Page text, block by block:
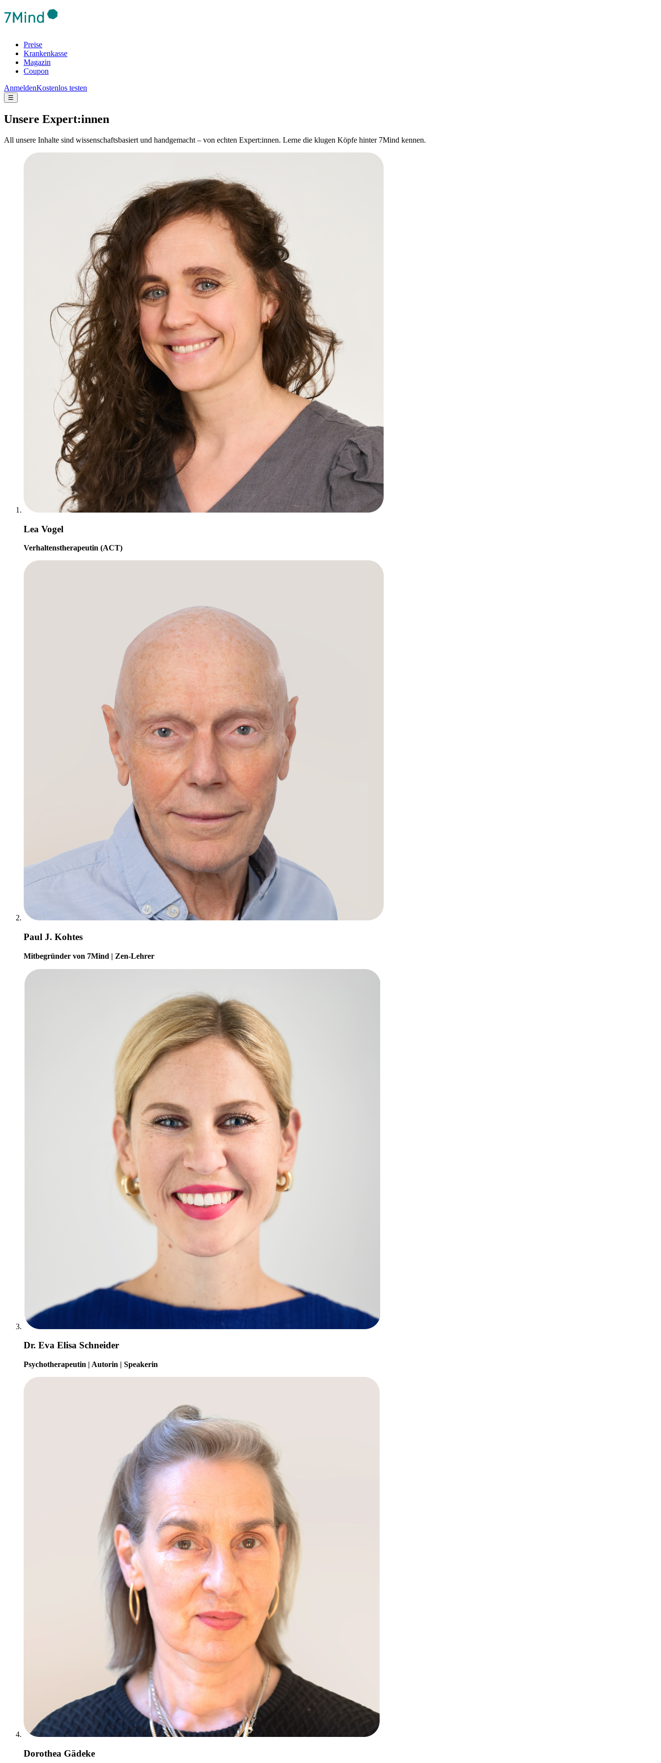
Preise
Krankenkasse
Magazin
Coupon
AnmeldenKostenlos testen
☰
Unsere Expert:innen
All unsere Inhalte sind wissenschaftsbasiert und handgemacht – von echten Expert:innen. Lerne die klugen Köpfe hinter 7Mind kennen.
Lea Vogel
Verhaltenstherapeutin (ACT)
Paul J. Kohtes
Mitbegründer von 7Mind | Zen-Lehrer
Dr. Eva Elisa Schneider
Psychotherapeutin | Autorin | Speakerin
Dorothea Gädeke